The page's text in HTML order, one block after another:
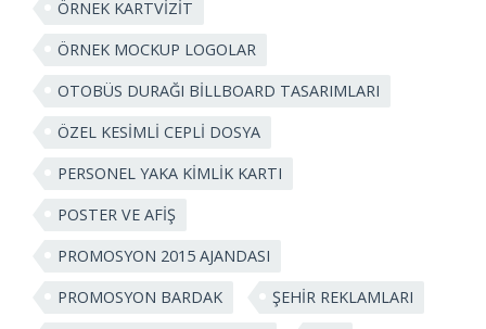
ÖRNEK KARTVIZIT
ÖRNEK MOCKUP LOGOLAR
OTOBÜS DURAĞI BILLBOARD TASARIMLARI
ÖZEL KESIMLI CEPLI DOSYA
PERSONEL YAKA KIMLIK KARTI
POSTER VE AFIŞ
PROMOSYON 2015 AJANDASI
PROMOSYON BARDAK
ŞEHIR REKLAMLARI